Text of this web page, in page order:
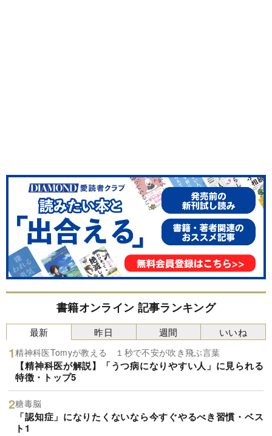
書籍オンライン 記事ランキング
最新
精神科医Tomyが教える １秒で不安が吹き飛ぶ言葉
【精神科医が解説】「うつ病になりやすい人」に見られる
特徴・トップ5
糖毒脳
「認知症」になりたくないなら今すぐやるべき習慣・ベス
ト1
昨日 週間 いいね